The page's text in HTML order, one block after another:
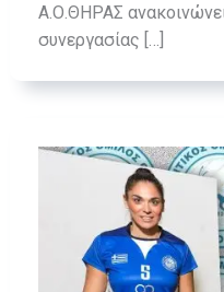
Α.Ο.ΘΗΡΑΣ
συνεργασίας […]